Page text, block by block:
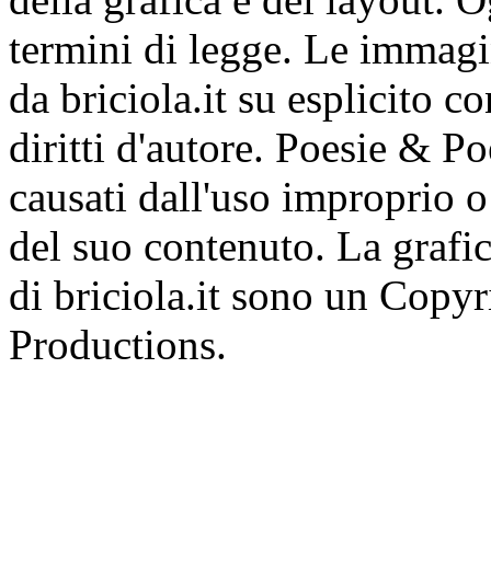
termini di legge. Le
da briciola.it su esplicito
diritti d'autore. Poesie &
causati dall'uso improprio
del suo contenuto. La
di briciola.it sono un
Productions.